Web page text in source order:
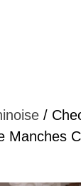
/
Manches